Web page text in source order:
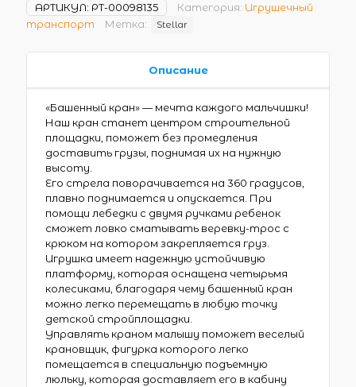
АРТИКУЛ: РТ-00098135 Категория: Игрушечный
транспорт
Метка: Stellar
Описание
«Башенный кран» — мечта каждого мальчишки!
Наш кран станет центром строительной
площадки, поможет без промедления
доставить грузы, поднимая их на нужную
высоту.
Его стрела поворачивается на 360 градусов,
плавно поднимается и опускается. При
помощи лебедки с двумя ручками ребенок
сможет ловко сматывать веревку-трос с
крюком на котором закрепляется груз.
Игрушка имеет надежную устойчивую
платформу, которая оснащена четырьмя
колесиками, благодаря чему башенный кран
можно легко перемещать в любую точку
детской стройплощадки.
Управлять краном малышу поможет веселый
крановщик, фигурка которого легко
помещается в специальную подъемную
люльку, которая доставляет его в кабину